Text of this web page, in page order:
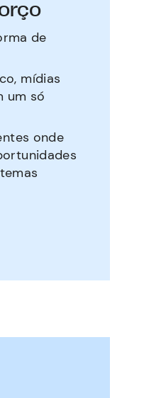
de
mídias
um só
onde